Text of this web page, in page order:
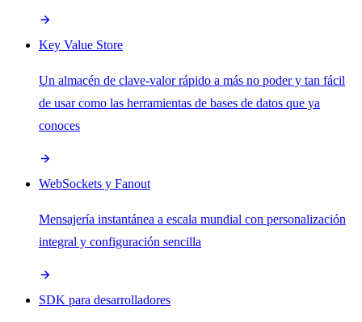
Key Value Store
Un almacén de clave-valor rápido a más no poder y tan fácil
de usar como las herramientas de bases de datos que ya
conoces
WebSockets y Fanout
Mensajería instantánea a escala mundial con personalización
integral y configuración sencilla
SDK para desarrolladores